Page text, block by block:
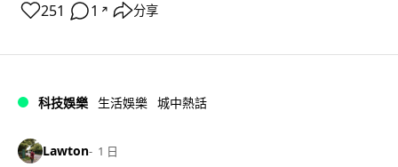
251 1 ↗ 分享
科技娛樂 生活娛樂 城中熱話
Lawton 1 日